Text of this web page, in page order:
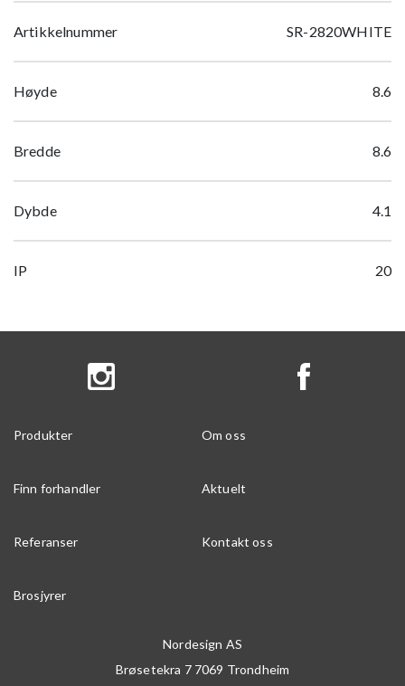
Artikkelnummer SR-2820WHITE
Høyde 8.6
Bredde 8.6
Dybde 4.1
IP 20
Produkter Om oss
Finn forhandler Aktuelt
Referanser Kontakt oss
Brosjyrer
Nordesign AS
Brøsetekra 7 7069 Trondheim